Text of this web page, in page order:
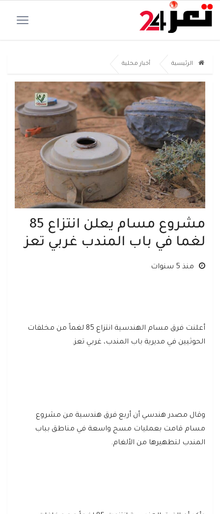
الرئيسية أخبار محلية
مشروع مسام يعلن انتزاع 85
لغما في باب المندب غربي تعز
منذ 5 سنوات
أعلنت فرق مسام الهندسية انتزاع 85 لغماً من مخلفات
الحوثيين في مديرية باب المندب، غربي تعز.
وقال مصدر هندسي أن أربع فرق هندسية من مشروع
مسام قامت بعمليات مسح واسعة في مناطق بباب
المندب لتطهيرها من الألغام.